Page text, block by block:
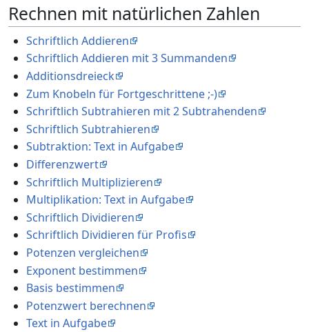
Rechnen mit natürlichen Zahlen
Schriftlich Addieren
Schriftlich Addieren mit 3 Summanden
Additionsdreieck
Zum Knobeln für Fortgeschrittene ;-)
Schriftlich Subtrahieren mit 2 Subtrahenden
Schriftlich Subtrahieren
Subtraktion: Text in Aufgabe
Differenzwert
Schriftlich Multiplizieren
Multiplikation: Text in Aufgabe
Schriftlich Dividieren
Schriftlich Dividieren für Profis
Potenzen vergleichen
Exponent bestimmen
Basis bestimmen
Potenzwert berechnen
Text in Aufgabe